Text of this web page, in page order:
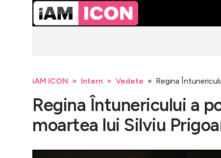
iAM ICON Intern Vedete Regina
Regina Întunericului a
moartea lui Silviu